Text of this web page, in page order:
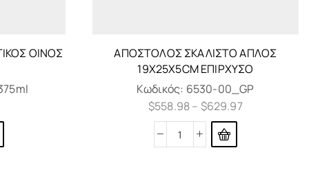
ΟΊΝΟΣ
ΑΠΌΣΤΟΛΟΣ ΣΚΑΛΙΣΤΌ ΑΠΛΌΣ
19X25X5CM ΕΠΊΡΧΥΣΟ
Κωδικός: 6530-00_GP
$558.98– $629.97